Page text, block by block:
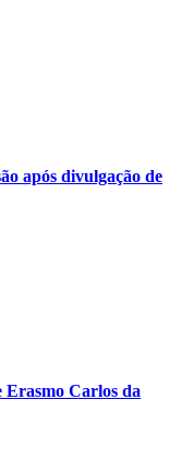
após divulgação de
Erasmo Carlos da